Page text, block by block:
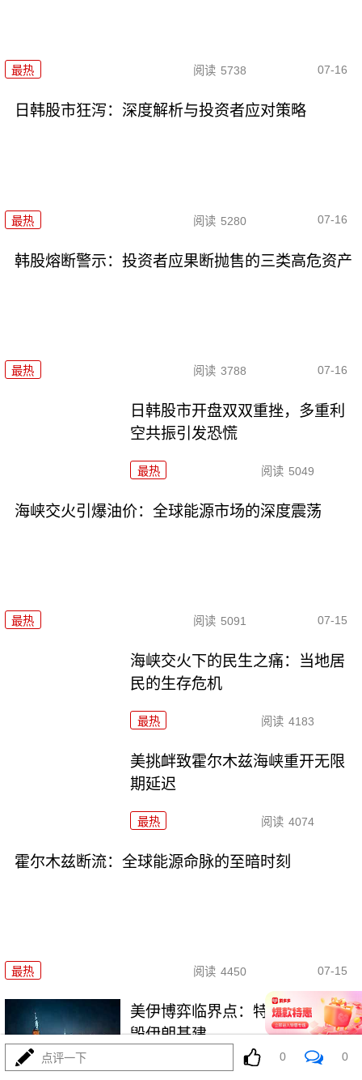
最热 阅读 5738 07-16
日韩股市狂泻：深度解析与投资者应对策略
最热 阅读 5280 07-16
韩股熔断警示：投资者应果断抛售的三类高危资产
最热 阅读 3788 07-16
日韩股市开盘双双重挫，多重利
空共振引发恐慌
最热 阅读 5049
海峡交火引爆油价：全球能源市场的深度震荡
最热 阅读 5091 07-15
海峡交火下的民生之痛：当地居
民的生存危机
最热 阅读 4183
美挑衅致霍尔木兹海峡重开无限
期延迟
最热 阅读 4074
霍尔木兹断流：全球能源命脉的至暗时刻
最热 阅读 4450 07-15
美伊博弈临界点：特朗普威胁摧
毁伊朗基建
最热
点评一下 0 0